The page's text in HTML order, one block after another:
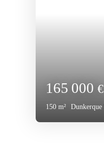
500 000€
220m²